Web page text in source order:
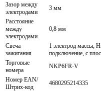
Зазор между
электродами
3 мм
Расстояние
между
электродами
0,8 мм
Свеча
зажигания
1 электрод массы,
подключение, с
Торговые
номера
NKP6FR-V
Номер EAN/
Штрих-код
4680295214335